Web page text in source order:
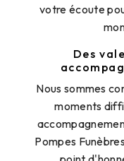
votre écoute
Des
Nous sommes
moments
Pompes